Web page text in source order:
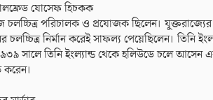
যোসেফ হিচকক
পরিচালক ও প্রযোজক ছিলেন। যুক্তরাজ্যের
নির্মান করেই সাফল্য পেয়েছিলেন। তিনি
সালে তিনি ইংল্যান্ড থেকে হলিউডে চলে আসেন
করেন।